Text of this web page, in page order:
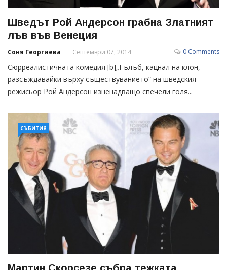
Шведът Рой Андерсон грабна Златният
лъв във Венеция
Соня Георгиева Септември 07, 2014 0 Comments
Сюрреалистичната комедия [b]„Гълъб, кацнал на клон,
разсъждавайки върху съществуванието“ на шведския
режисьор Рой Андерсон изненадващо спечели голя...
СЪБИТИЯ